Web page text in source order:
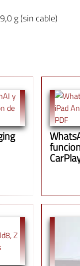
g (sin cable)